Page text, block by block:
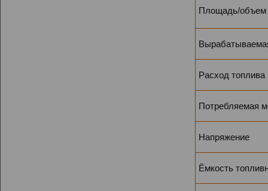
Площадь/объем
Расход топлива
Потребляемая
Напряжение
Ёмкость